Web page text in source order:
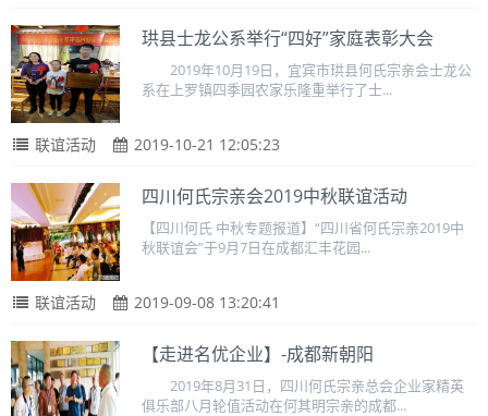
珙县士龙公系举行“四好”家庭表彰大会
2019年10月19日，宜宾市珙县何氏宗亲会士龙公
系在上罗镇四季园农家乐隆重举行了士...
联谊活动 2019-10-21 12:05:23
四川何氏宗亲会2019中秋联谊活动
【四川何氏 中秋专题报道】“四川省何氏宗亲2019中
秋联谊会”于9月7日在成都汇丰花园...
联谊活动 2019-09-08 13:20:41
【走进名优企业】-成都新朝阳
2019年8月31日，四川何氏宗亲总会企业家精英
俱乐部八月轮值活动在何其明宗亲的成都...